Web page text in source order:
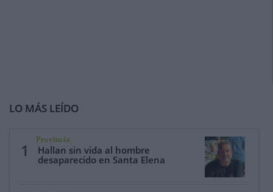
LO MÁS LEÍDO
1
Provincia
Hallan sin vida al hombre
desaparecido en Santa Elena